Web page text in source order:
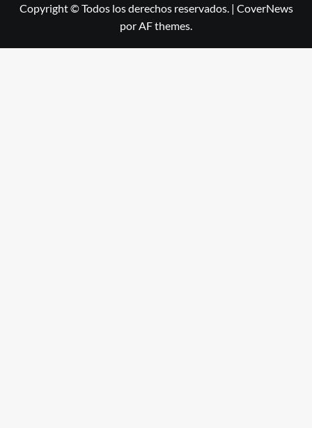
Copyright © Todos los derechos reservados. | CoverNews
por AF themes.